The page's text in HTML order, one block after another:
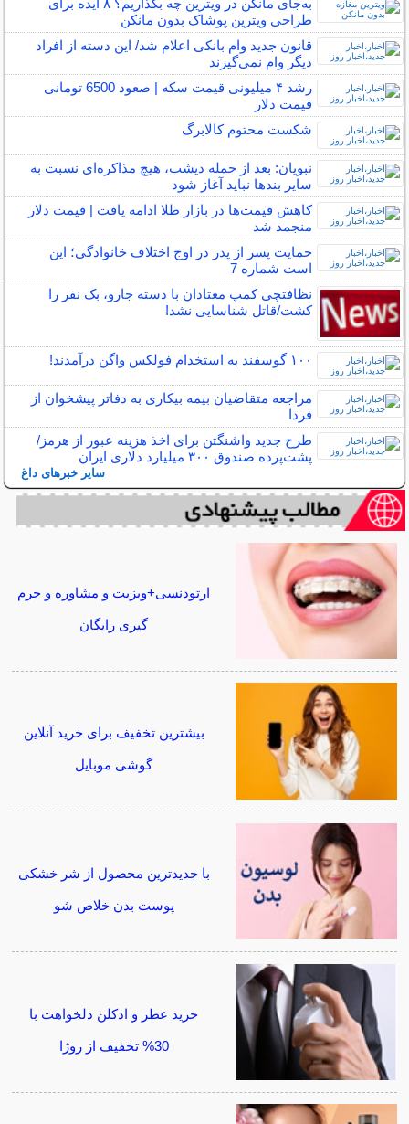
طراحی ویترین پوشاک بدون مانکن
قانون جدید وام بانکی اعلام شد/ این دسته از افراد
دیگر وام نمی‌گیرند
رشد ۴ میلیونی قیمت سکه | صعود 6500 تومانی
قیمت دلار
شکست محتوم کالابرگ
نبویان: بعد از حمله دیشب، هیچ مذاکره‌ای نسبت به
سایر بندها نباید آغاز شود
کاهش قیمت‌ها در بازار طلا ادامه یافت | قیمت دلار
منجمد شد
حمایت پسر از پدر در اوج اختلاف خانوادگی؛ این
است شماره 7
نظافتچی کمپ معتادان با دسته جارو، بک نفر را
کشت/قاتل شناسایی نشد!
۱۰۰ گوسفند به استخدام فولکس واگن درآمدند!
مراجعه متقاضیان بیمه بیکاری به دفاتر پیشخوان از
فردا
طرح جدید واشنگتن برای اخذ هزینه عبور از هرمز/
پشت‌پرده صندوق ۳۰۰ میلیارد دلاری ایران
سایر خبرهای داغ
ارتودنسی+ویزیت و مشاوره و جرم
گیری رایگان
بیشترین تخفیف برای خرید آنلاین
گوشی موبایل
با جدیدترین محصول از شر خشکی
پوست بدن خلاص شو
خرید عطر و ادکلن دلخواهت با
30% تخفیف از روژا